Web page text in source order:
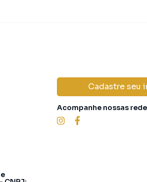
Cadastre seu
Acompanhe nossas